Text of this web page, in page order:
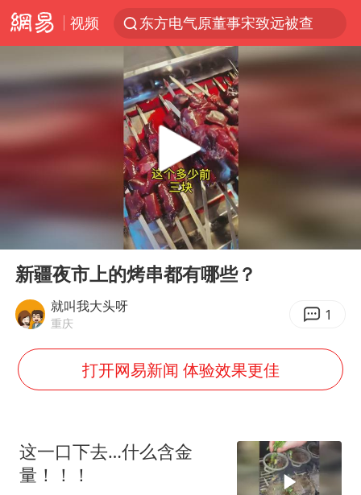
视频
东方电气原董事宋致远被查
台风白海豚闭眼了
香港宏福苑火灾或由烟头引起
浙江台州《告全体市民书》
四川宜宾3.4级地震
伊斯兰版北约来了吗
22岁女生独闯南太行失联12天
薛之谦杭州站演唱会取消
Play
新疆夜市上的烤串都有哪些？
就叫我大头呀
重庆 1
打开网易新闻 体验效果更佳
这一口下去…什么含金
量！！！